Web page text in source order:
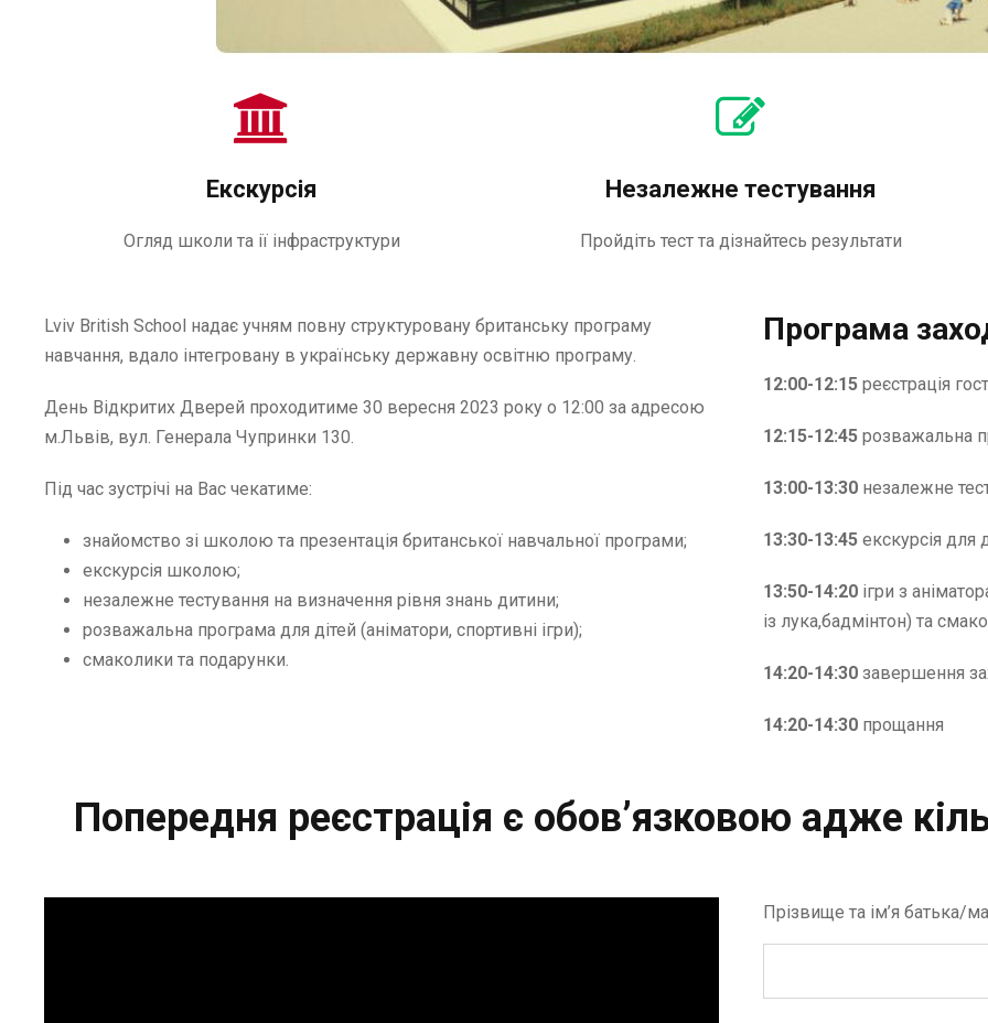
Екскурсія
Огляд школи та ії інфраструктури
Незалежне тестування
Пройдіть тест та дізнайтесь результати
Lviv British School надає учням повну структуровану британську програму
навчання, вдало інтегровану в українську державну освітню програму.
День Відкритих Дверей проходитиме 30 вересня 2023 року о 12:00 за адресою
м.Львів, вул. Генерала Чупринки 130.
Під час зустрічі на Вас чекатиме:
знайомство зі школою та презентація британської навчальної програми;
екскурсія школою;
незалежне тестування на визначення рівня знань дитини;
розважальна програма для дітей (аніматори, спортивні ігри);
смаколики та подарунки.
Програма
12:00-12:15 реєстрація
12:15-12:45 розважальна
13:00-13:30 незалежне
13:30-13:45 екскурсія для
13:50-14:20 ігри з
із лука,бадмінтон) та
14:20-14:30 завершення
14:20-14:30 прощання
Попередня реєстрація є обов’язковою адже
Прізвище та ім’я батька/